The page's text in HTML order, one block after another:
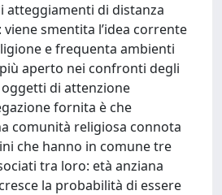
atteggiamenti di distanza
smentita l’idea corrente
e frequenta ambienti
aperto nei confronti degli
di attenzione
fornita è che
comunità religiosa connota
che hanno in comune tre
tra loro: età anziana
la probabilità di essere